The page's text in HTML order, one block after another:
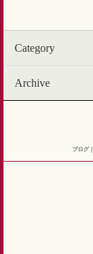
Category
Archive
ブログ